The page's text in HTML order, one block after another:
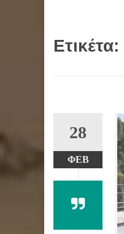
Ετικέτα:
28
ΦΕΒ